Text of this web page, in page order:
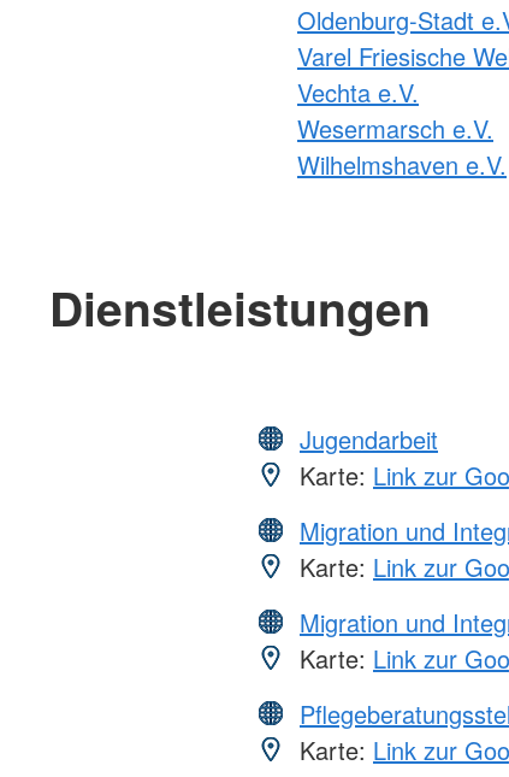
Oldenburg-Stadt
Varel Friesische
Vechta e.V.
Wesermarsch e.V.
Wilhelmshaven e.V.
Dienstleistungen
Jugendarbeit
Karte: Link zur
Migration und
Karte: Link zur
Migration und
Karte: Link zur
Karte: Link zur